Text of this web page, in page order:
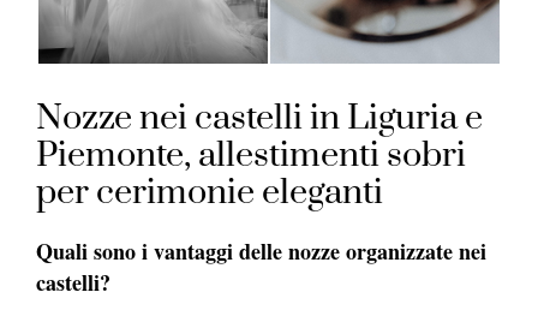
Nozze nei castelli in Liguria e
Piemonte, allestimenti sobri
per cerimonie eleganti
Quali sono i vantaggi delle nozze organizzate nei
castelli?